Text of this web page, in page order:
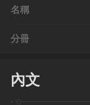
名稱
分冊
內文